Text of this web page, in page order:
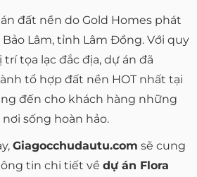
đất nền do Gold Homes phát
Lâm, tỉnh Lâm Đồng. Với quy
tọa lạc đắc địa, dự án đã
tổ hợp đất nền HOT nhất tại
đến cho khách hàng những
sống hoàn hảo.
Giagocchudautu.com sẽ cung
tin chi tiết về dự án Flora